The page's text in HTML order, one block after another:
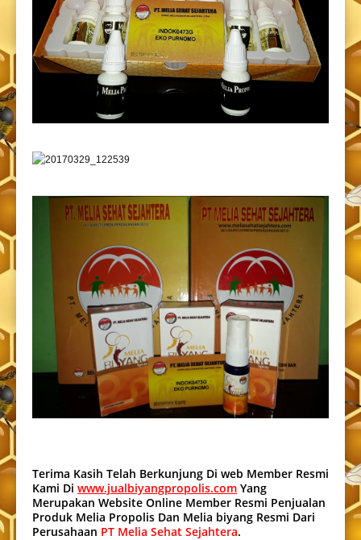
Terima Kasih Telah Berkunjung Di web Member Resmi
Kami Di www.jualbiyangpropolis.com Yang
Merupakan Website Online Member Resmi Penjualan
Produk Melia Propolis Dan Melia biyang Resmi Dari
Perusahaan PT Melia Sehat Sejahtera.